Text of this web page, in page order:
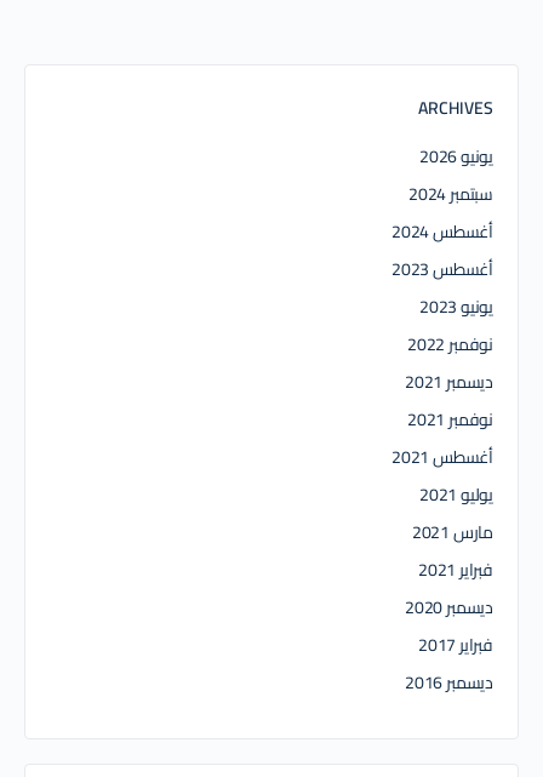
ARCHIVES
يونيو 2026
سبتمبر 2024
أغسطس 2024
أغسطس 2023
يونيو 2023
نوفمبر 2022
ديسمبر 2021
نوفمبر 2021
أغسطس 2021
يوليو 2021
مارس 2021
فبراير 2021
ديسمبر 2020
فبراير 2017
ديسمبر 2016